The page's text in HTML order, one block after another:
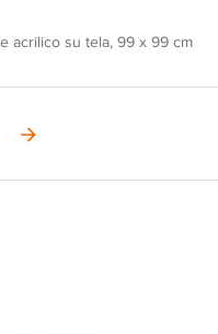
acrilico su tela, 99 x 99 cm